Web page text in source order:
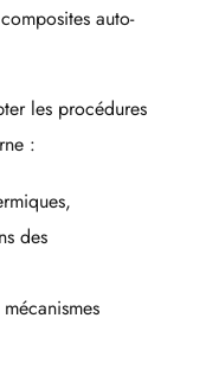
auto-
les procédures
:
des